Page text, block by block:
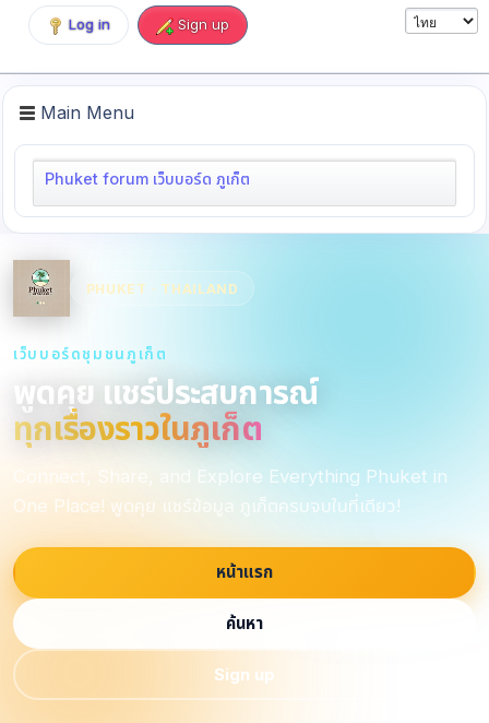
Log in Sign up
Main Menu
Phuket forum เว็บบอร์ด ภูเก็ต
PHUKET · THAILAND
เว็บบอร์ดชุมชนภูเก็ต
พูดคุย แชร์ประสบการณ์
ทุกเรื่องราวในภูเก็ต
Connect, Share, and Explore Everything Phuket in
One Place! พูดคุย แชร์ข้อมูล ภูเก็ตครบจบในที่เดียว!
หน้าแรก
ค้นหา
Sign up